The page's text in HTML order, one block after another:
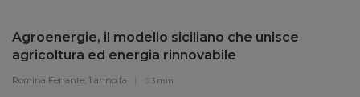
Agroenergie, il modello siciliano che unisce
agricoltura ed energia rinnovabile
Romina Ferrante, 1 anno fa 3 min